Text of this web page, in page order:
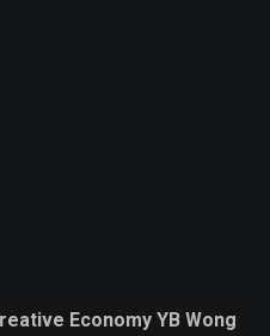
Economy YB Wong